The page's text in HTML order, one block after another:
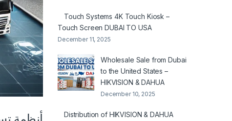
Touch Systems 4K Touch Kiosk –
Touch Screen DUBAI TO USA
December 11, 2025
Wholesale Sale from Dubai
to the United States –
HIKVISION & DAHUA
December 10, 2025
Distribution of HIKVISION & DAHUA